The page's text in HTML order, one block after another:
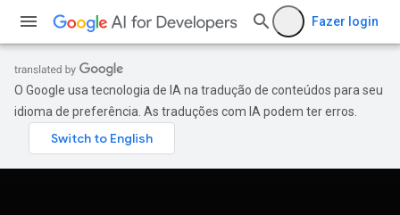
Fazer login
O Google usa tecnologia de IA na tradução de conteúdos para seu
idioma de preferência. As traduções com IA podem ter erros.